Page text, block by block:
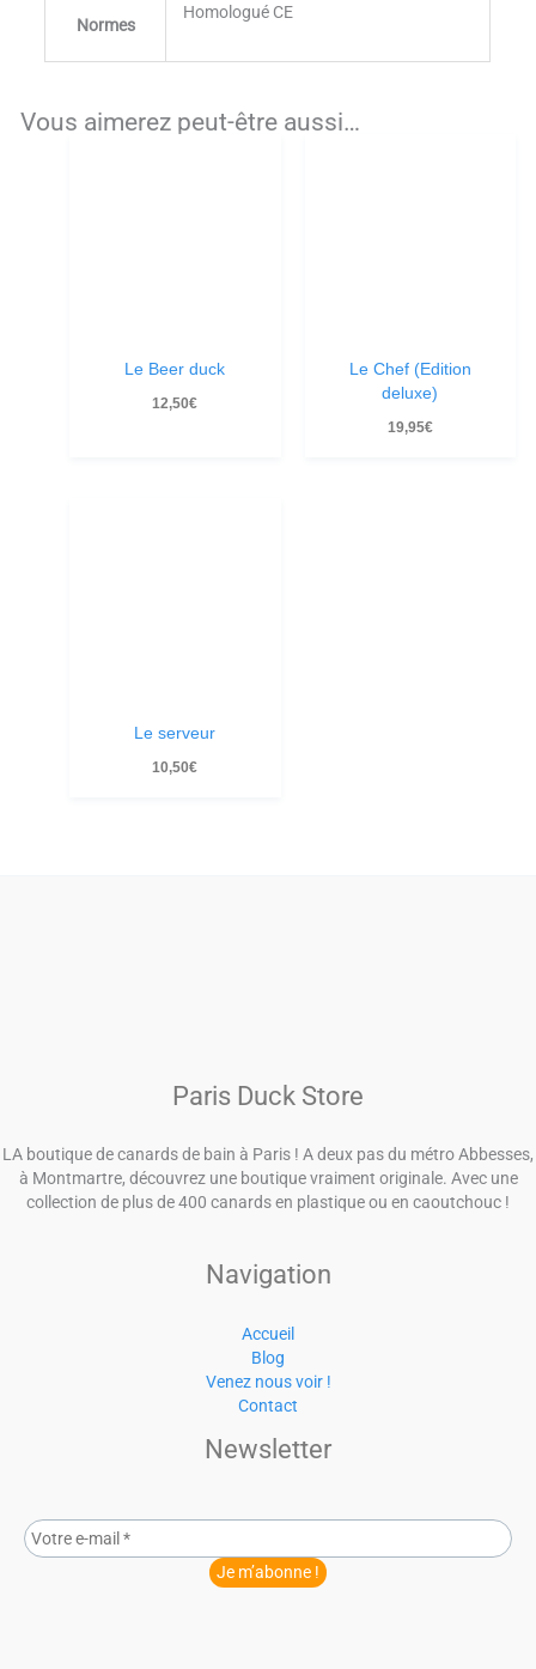
Normes
Homologué CE
Vous aimerez peut-être aussi…
Le Beer duck
12,50€
Le Chef (Edition
deluxe)
19,95€
Le serveur
10,50€
Paris Duck Store
LA boutique de canards de bain à Paris ! A deux pas du métro Abbesses,
à Montmartre, découvrez une boutique vraiment originale. Avec une
collection de plus de 400 canards en plastique ou en caoutchouc !
Navigation
Accueil
Blog
Venez nous voir !
Contact
Newsletter